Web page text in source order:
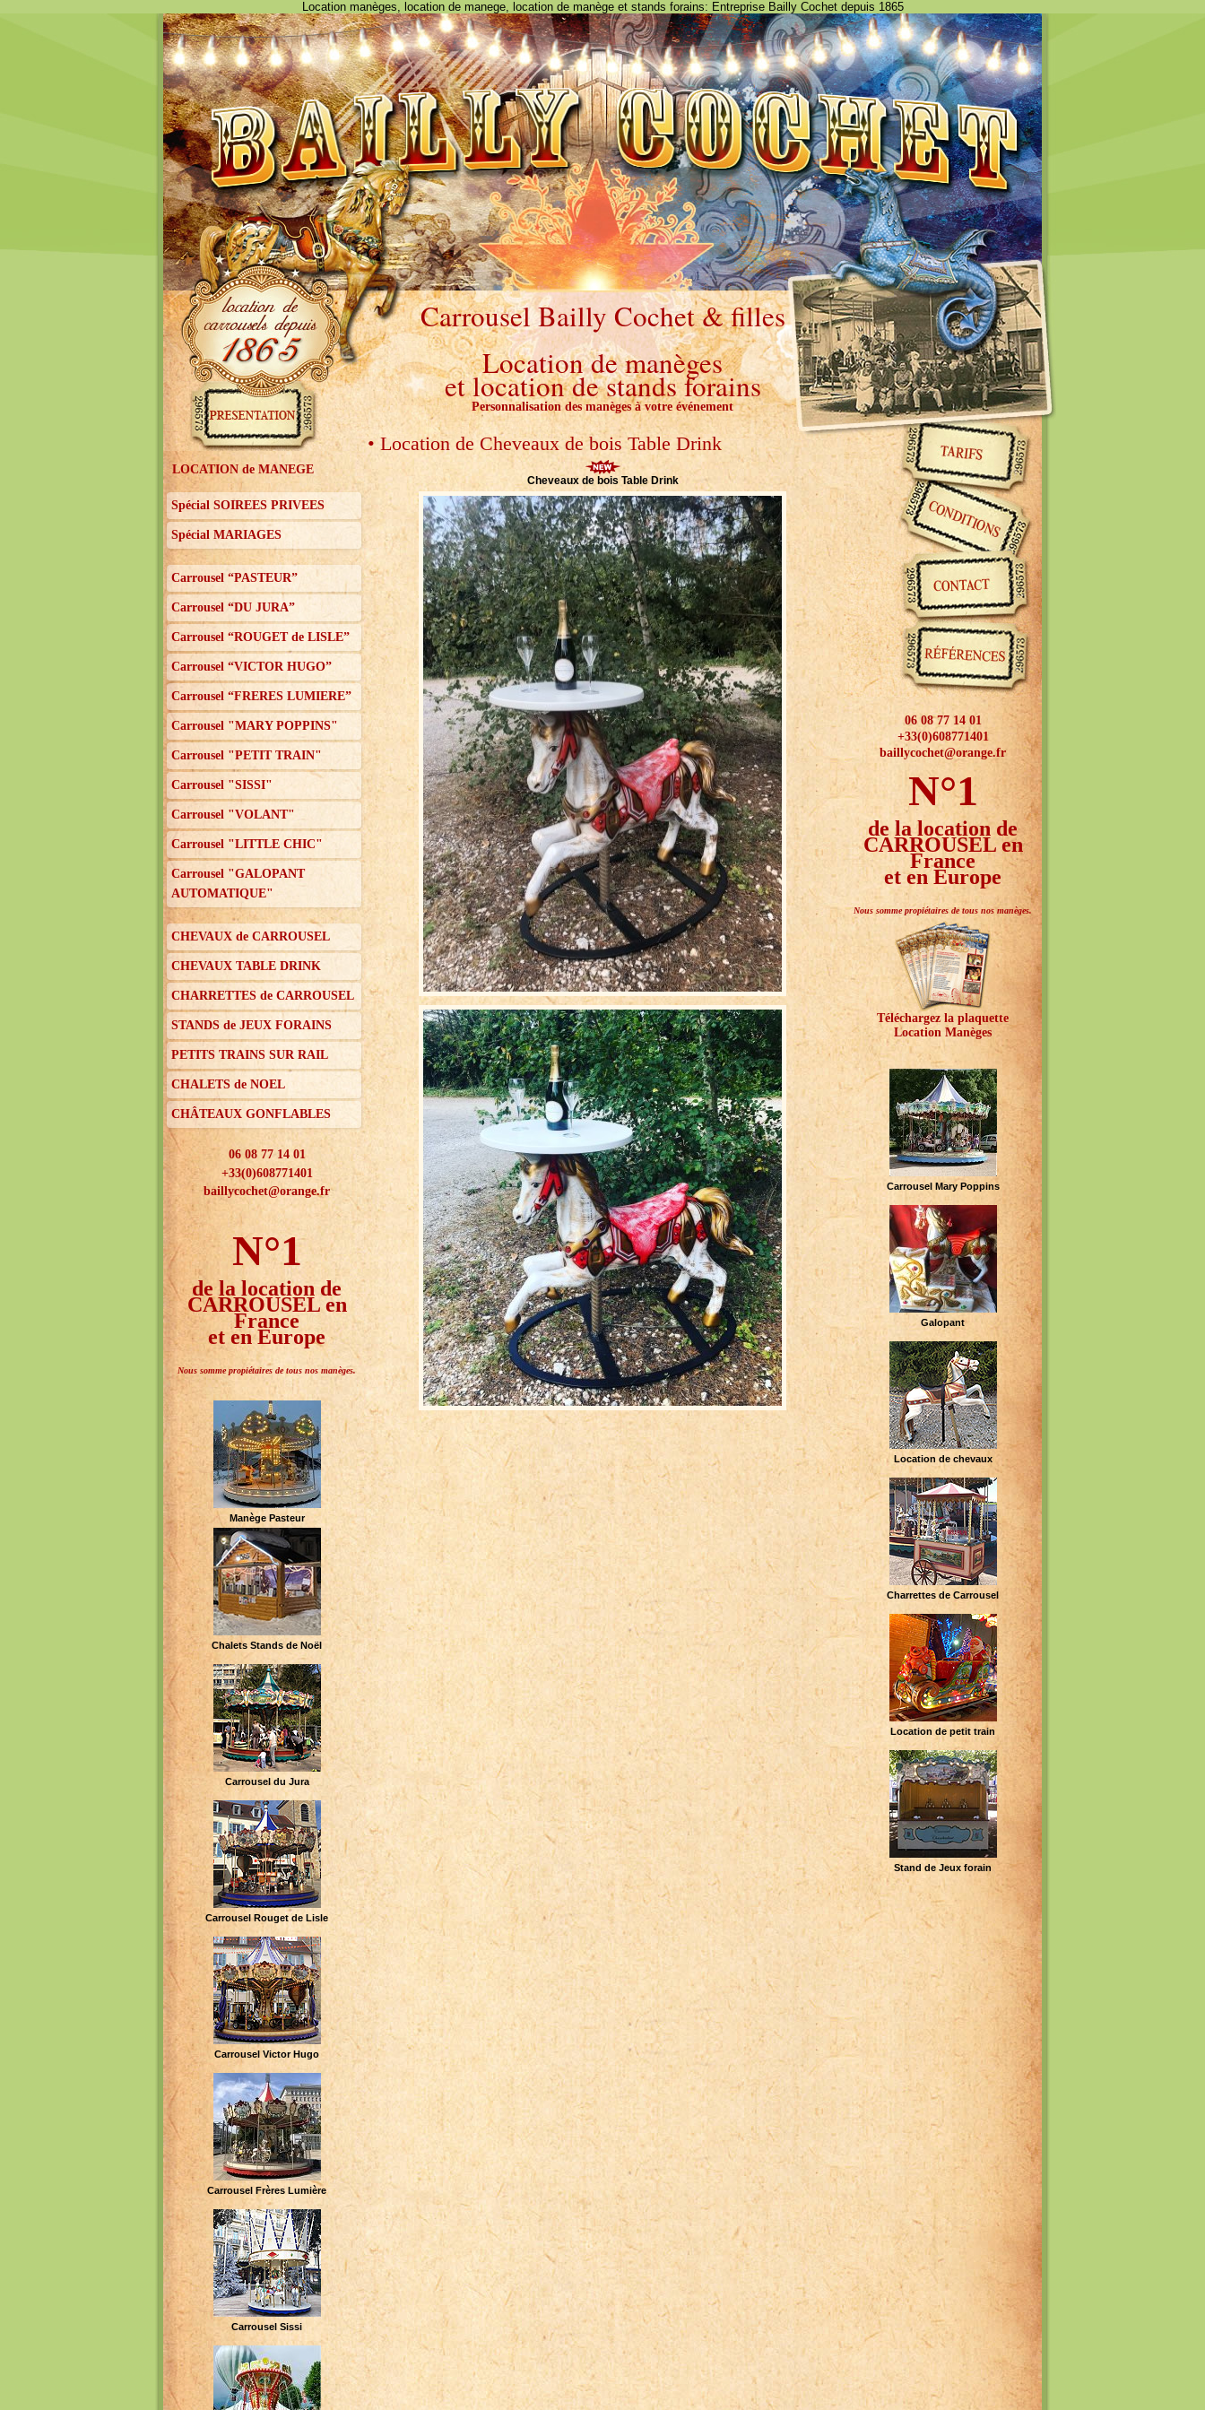
Location manèges, location de manege, location de manège et stands forains: Entreprise Bailly Cochet depuis 1865
LOCATION de MANEGE
Spécial SOIREES PRIVEES
Spécial MARIAGES
Carrousel “PASTEUR”
Carrousel “DU JURA”
Carrousel “ROUGET de LISLE”
Carrousel “VICTOR HUGO”
Carrousel “FRERES LUMIERE”
Carrousel "MARY POPPINS"
Carrousel "PETIT TRAIN"
Carrousel "SISSI"
Carrousel "VOLANT"
Carrousel "LITTLE CHIC"
Carrousel "GALOPANT
AUTOMATIQUE"
CHEVAUX de CARROUSEL
CHEVAUX TABLE DRINK
CHARRETTES de CARROUSEL
STANDS de JEUX FORAINS
PETITS TRAINS SUR RAIL
CHALETS de NOEL
CHÂTEAUX GONFLABLES
06 08 77 14 01
+33(0)608771401
baillycochet@orange.fr
N°1
de la location de
CARROUSEL en
France
et en Europe
Nous somme propiétaires de tous nos manèges.
Manège Pasteur
Chalets Stands de Noël
Carrousel du Jura
Carrousel Rouget de Lisle
Carrousel Victor Hugo
Carrousel Frères Lumière
Carrousel Sissi
Carrousel Bailly Cochet & filles
Location de manèges
et location de stands forains
Personnalisation des manèges à votre événement
• Location de Cheveaux de bois Table Drink
Cheveaux de bois Table Drink
06 08 77 14 01
+33(0)608771401
baillycochet@orange.fr
N°1
de la location de
CARROUSEL en
France
et en Europe
Nous somme propiétaires de tous nos manèges.
Téléchargez la plaquette
Location Manèges
Carrousel Mary Poppins
Galopant
Location de chevaux
Charrettes de Carrousel
Location de petit train
Stand de Jeux forain